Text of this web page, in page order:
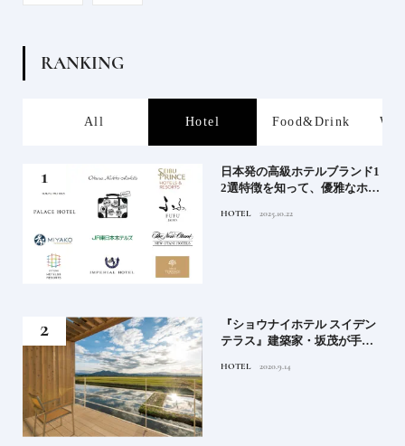
RANKING
All Hotel Food&Drink
日本発の高級ホテルブランド1
2選特徴を知って、優雅なホテ
ンド大解剖①
HOTEL 2025.10.22
『ショウナイホテル スイデン
テラス』建築家・坂茂が手掛
シンボル
HOTEL 2020.9.14